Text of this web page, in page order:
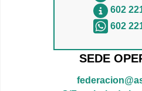
602
602
SEDE